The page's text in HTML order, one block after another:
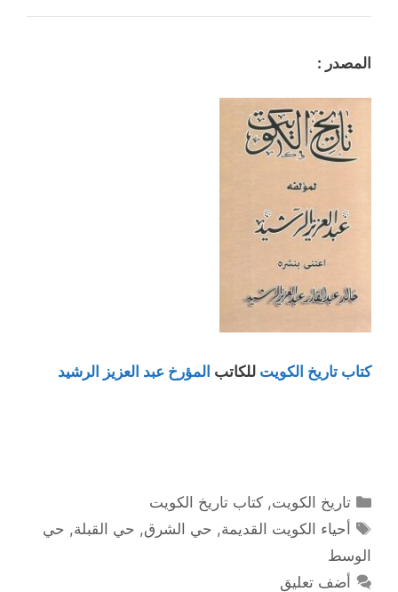
المصدر :
كتاب تاريخ الكويت للكاتب المؤرخ عبد العزيز الرشيد
التصنيفات
تاريخ الكويت,كتاب تاريخ الكويت
الوسوم
أحياء الكويت القديمة, حي الشرق, حي القبلة, حي
الوسط
أضف تعليق